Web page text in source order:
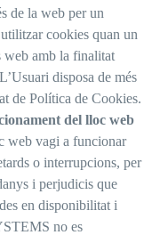
de la web per un
cookies quan un
web amb la finalitat
disposa de més
de Política de Cookies.
del lloc web
web vagi a funcionar
o interrupcions, per
i perjudicis que
en disponibilitat i
no es